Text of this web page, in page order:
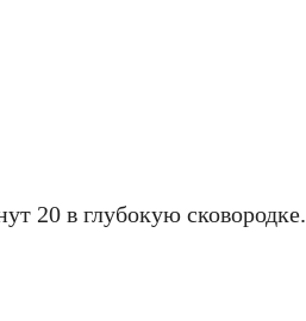
20 в глубокую сковородке.